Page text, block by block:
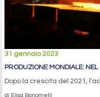
31 gennaio 2023
PRODUZIONE MONDIALE:
Dopo la crescita del 2021,
di Elisa Bonomelli